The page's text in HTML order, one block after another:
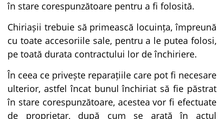
în stare corespunzătoare pentru a fi folosită.
Chiriașii trebuie să primească locuința, împreună
cu toate accesoriile sale, pentru a le putea folosi,
pe toată durata contractului lor de închiriere.
În ceea ce privește reparațiile care pot fi necesare
ulterior, astfel încat bunul închiriat să fie păstrat
în stare corespunzătoare, acestea vor fi efectuate
de proprietar, după cum se arată în actul